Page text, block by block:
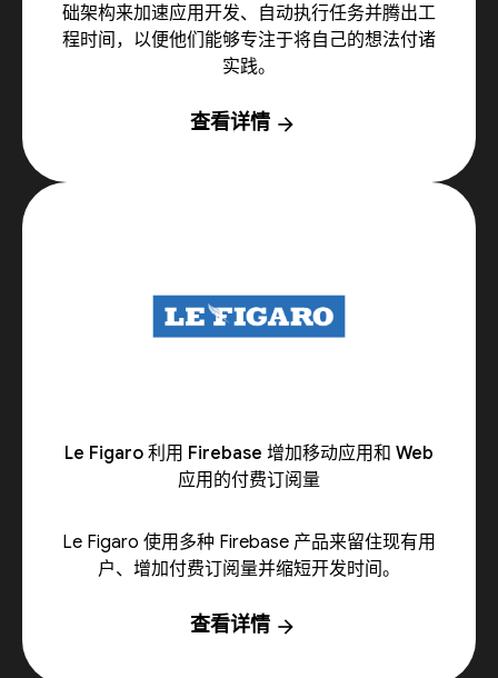
础架构来加速应用开发、自动执行任务并腾出工
程时间，以便他们能够专注于将自己的想法付诸
实践。
查看详情 arrow_forward
Le Figaro 利用 Firebase 增加移动应用和 Web
应用的付费订阅量
Le Figaro 使用多种 Firebase 产品来留住现有用
户、增加付费订阅量并缩短开发时间。
查看详情 arrow_forward